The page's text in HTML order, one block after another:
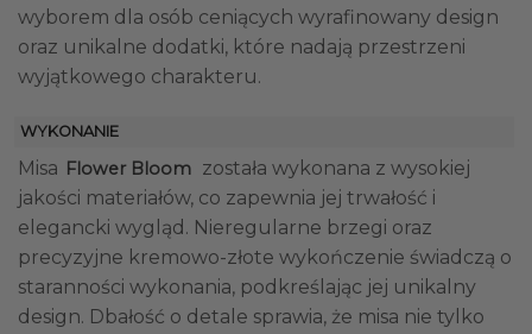
wyborem dla osób ceniących wyrafinowany design
oraz unikalne dodatki, które nadają przestrzeni
wyjątkowego charakteru.
WYKONANIE
Misa Flower Bloom została wykonana z wysokiej
jakości materiałów, co zapewnia jej trwałość i
elegancki wygląd. Nieregularne brzegi oraz
precyzyjne kremowo-złote wykończenie świadczą o
staranności wykonania, podkreślając jej unikalny
design. Dbałość o detale sprawia, że misa nie tylko